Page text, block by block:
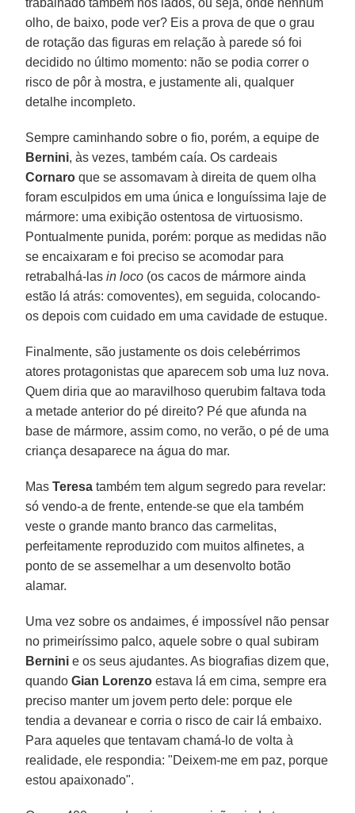
olho, de baixo, pode ver? Eis a prova de que o grau
de rotação das figuras em relação à parede só foi
decidido no último momento: não se podia correr o
risco de pôr à mostra, e justamente ali, qualquer
detalhe incompleto.
Sempre caminhando sobre o fio, porém, a equipe de
Bernini, às vezes, também caía. Os cardeais
Cornaro que se assomavam à direita de quem olha
foram esculpidos em uma única e longuíssima laje de
mármore: uma exibição ostentosa de virtuosismo.
Pontualmente punida, porém: porque as medidas não
se encaixaram e foi preciso se acomodar para
retrabalhá-lasin loco (os cacos de mármore ainda
estão lá atrás: comoventes), em seguida, colocando-
os depois com cuidado em uma cavidade de estuque.
Finalmente, são justamente os dois celebérrimos
atores protagonistas que aparecem sob uma luz nova.
Quem diria que ao maravilhoso querubim faltava toda
a metade anterior do pé direito? Pé que afunda na
base de mármore, assim como, no verão, o pé de uma
criança desaparece na água do mar.
MasTeresa também tem algum segredo para revelar:
só vendo-a de frente, entende-se que ela também
veste o grande manto branco das carmelitas,
perfeitamente reproduzido com muitos alfinetes, a
ponto de se assemelhar a um desenvolto botão
alamar.
Uma vez sobre os andaimes, é impossível não pensar
no primeiríssimo palco, aquele sobre o qual subiram
Bernini e os seus ajudantes. As biografias dizem que,
quandoGian Lorenzo estava lá em cima, sempre era
preciso manter um jovem perto dele: porque ele
tendia a devanear e corria o risco de cair lá embaixo.
Para aqueles que tentavam chamá-lo de volta à
realidade, ele respondia: "Deixem-me em paz, porque
estou apaixonado".